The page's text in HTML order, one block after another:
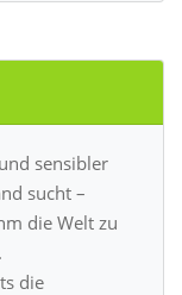
sensibler
sucht –
die Welt zu
die